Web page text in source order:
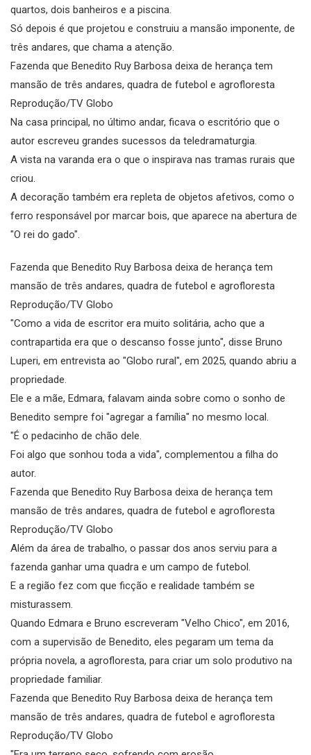
quartos, dois banheiros e a piscina.
Só depois é que projetou e construiu a mansão imponente, de
três andares, que chama a atenção.
Fazenda que Benedito Ruy Barbosa deixa de herança tem
mansão de três andares, quadra de futebol e agrofloresta
Reprodução/TV Globo
Na casa principal, no último andar, ficava o escritório que o
autor escreveu grandes sucessos da teledramaturgia.
A vista na varanda era o que o inspirava nas tramas rurais que
criou.
A decoração também era repleta de objetos afetivos, como o
ferro responsável por marcar bois, que aparece na abertura de
"O rei do gado".
Fazenda que Benedito Ruy Barbosa deixa de herança tem
mansão de três andares, quadra de futebol e agrofloresta
Reprodução/TV Globo
"Como a vida de escritor era muito solitária, acho que a
contrapartida era que o descanso fosse junto", disse Bruno
Luperi, em entrevista ao "Globo rural", em 2025, quando abriu a
propriedade.
Ele e a mãe, Edmara, falavam ainda sobre como o sonho de
Benedito sempre foi "agregar a família" no mesmo local.
"É o pedacinho de chão dele.
Foi algo que sonhou toda a vida", complementou a filha do
autor.
Fazenda que Benedito Ruy Barbosa deixa de herança tem
mansão de três andares, quadra de futebol e agrofloresta
Reprodução/TV Globo
Além da área de trabalho, o passar dos anos serviu para a
fazenda ganhar uma quadra e um campo de futebol.
E a região fez com que ficção e realidade também se
misturassem.
Quando Edmara e Bruno escreveram "Velho Chico", em 2016,
com a supervisão de Benedito, eles pegaram um tema da
própria novela, a agrofloresta, para criar um solo produtivo na
propriedade familiar.
Fazenda que Benedito Ruy Barbosa deixa de herança tem
mansão de três andares, quadra de futebol e agrofloresta
Reprodução/TV Globo